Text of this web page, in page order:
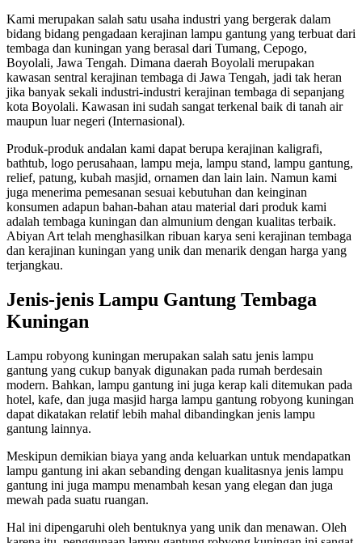
Kami merupakan salah satu usaha industri yang bergerak dalam
bidang bidang pengadaan kerajinan lampu gantung yang terbuat dari
tembaga dan kuningan yang berasal dari Tumang, Cepogo,
Boyolali, Jawa Tengah. Dimana daerah Boyolali merupakan
kawasan sentral kerajinan tembaga di Jawa Tengah, jadi tak heran
jika banyak sekali industri-industri kerajinan tembaga di sepanjang
kota Boyolali. Kawasan ini sudah sangat terkenal baik di tanah air
maupun luar negeri (Internasional).
Produk-produk andalan kami dapat berupa kerajinan kaligrafi,
bathtub, logo perusahaan, lampu meja, lampu stand, lampu gantung,
relief, patung, kubah masjid, ornamen dan lain lain. Namun kami
juga menerima pemesanan sesuai kebutuhan dan keinginan
konsumen adapun bahan-bahan atau material dari produk kami
adalah tembaga kuningan dan almunium dengan kualitas terbaik.
Abiyan Art telah menghasilkan ribuan karya seni kerajinan tembaga
dan kerajinan kuningan yang unik dan menarik dengan harga yang
terjangkau.
Jenis-jenis Lampu Gantung Tembaga
Kuningan
Lampu robyong kuningan merupakan salah satu jenis lampu
gantung yang cukup banyak digunakan pada rumah berdesain
modern. Bahkan, lampu gantung ini juga kerap kali ditemukan pada
hotel, kafe, dan juga masjid harga lampu gantung robyong kuningan
dapat dikatakan relatif lebih mahal dibandingkan jenis lampu
gantung lainnya.
Meskipun demikian biaya yang anda keluarkan untuk mendapatkan
lampu gantung ini akan sebanding dengan kualitasnya jenis lampu
gantung ini juga mampu menambah kesan yang elegan dan juga
mewah pada suatu ruangan.
Hal ini dipengaruhi oleh bentuknya yang unik dan menawan. Oleh